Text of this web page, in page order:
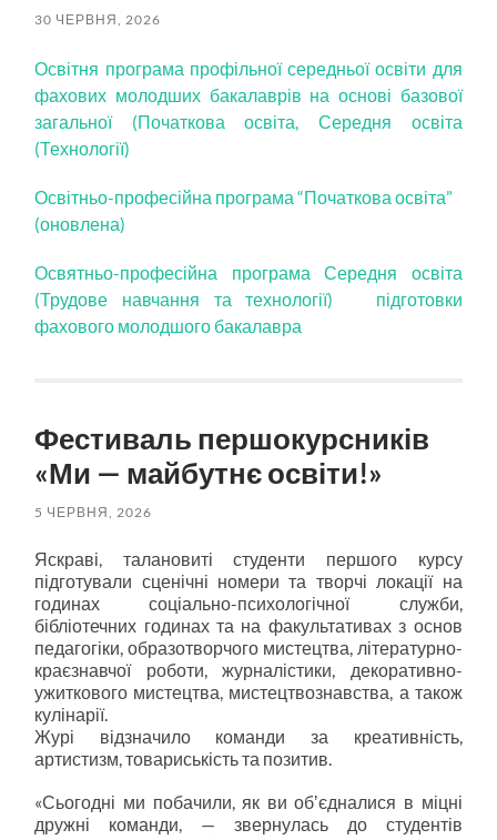
30 ЧЕРВНЯ, 2026
Освітня програма профільної середньої освіти для
фахових молодших бакалаврів на основі базової
загальної (Початкова освіта, Середня освіта
(Технології)
Освітньо-професійна програма “Початкова освіта”
(оновлена)
Освятньо-професійна програма Середня освіта
(Трудове навчання та технології) підготовки
фахового молодшого бакалавра
Фестиваль першокурсників
«Ми — майбутнє освіти!»
5 ЧЕРВНЯ, 2026
Яскраві, талановиті студенти першого курсу
підготували сценічні номери та творчі локації на
годинах соціально-психологічної служби,
бібліотечних годинах та на факультативах з основ
педагогіки, образотворчого мистецтва, літературно-
краєзнавчої роботи, журналістики, декоративно-
ужиткового мистецтва, мистецтвознавства, а також
кулінарії.
Журі відзначило команди за креативність,
артистизм, товариськість та позитив.
«Сьогодні ми побачили, як ви обʼєдналися в міцні
дружні команди, — звернулась до студентів